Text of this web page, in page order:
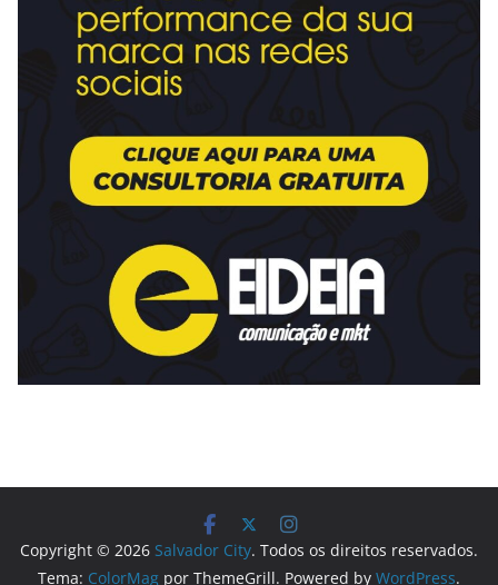
Copyright © 2026 Salvador City. Todos os direitos reservados.
Tema: ColorMag por ThemeGrill. Powered by WordPress.